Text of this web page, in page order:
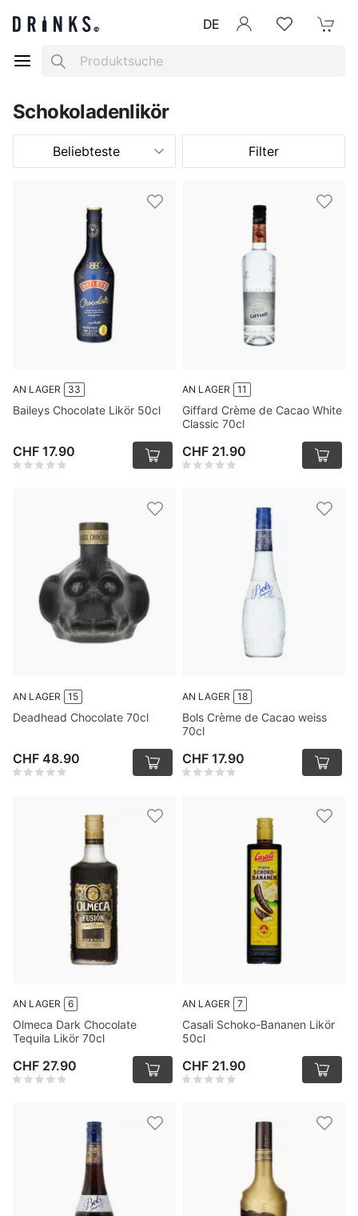
DE
Search
Schokoladenlikör
Beliebteste Filter
AN LAGER 33
Baileys Chocolate Likör 50cl
CHF 17.90
AN LAGER 11
Giffard Crème de Cacao White
Classic 70cl
CHF 21.90
AN LAGER 15
Deadhead Chocolate 70cl
CHF 48.90
AN LAGER 18
Bols Crème de Cacao weiss
70cl
CHF 17.90
AN LAGER 6
Olmeca Dark Chocolate
Tequila Likör 70cl
CHF 27.90
AN LAGER 7
Casali Schoko-Bananen Likör
50cl
CHF 21.90